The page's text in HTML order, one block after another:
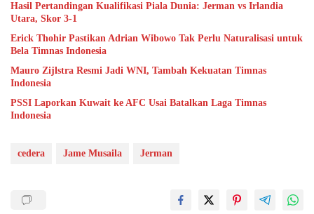
Hasil Pertandingan Kualifikasi Piala Dunia: Jerman vs Irlandia
Utara, Skor 3-1
Erick Thohir Pastikan Adrian Wibowo Tak Perlu Naturalisasi untuk
Bela Timnas Indonesia
Mauro Zijlstra Resmi Jadi WNI, Tambah Kekuatan Timnas
Indonesia
PSSI Laporkan Kuwait ke AFC Usai Batalkan Laga Timnas
Indonesia
cedera Jame Musaila Jerman